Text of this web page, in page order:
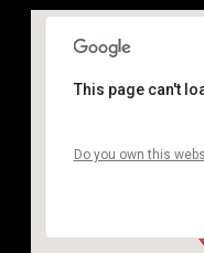
This page can't
Do you own this